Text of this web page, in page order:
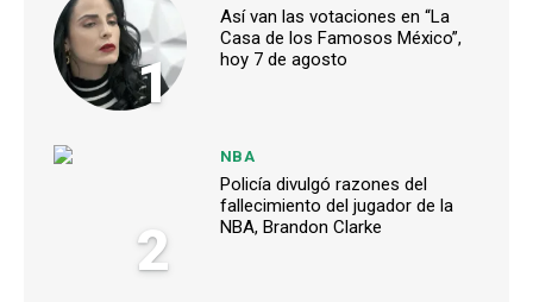
1
Así van las votaciones en “La
Casa de los Famosos México”,
hoy 7 de agosto
2
NBA
Policía divulgó razones del
fallecimiento del jugador de la
NBA, Brandon Clarke